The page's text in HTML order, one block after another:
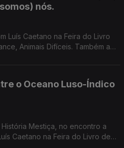
nós.
Luís Caetano na Feira do Livro
Animais Difíceis. Também a
o Oceano Luso-Índico
Mestiça, no encontro a
Caetano na Feira do Livro de